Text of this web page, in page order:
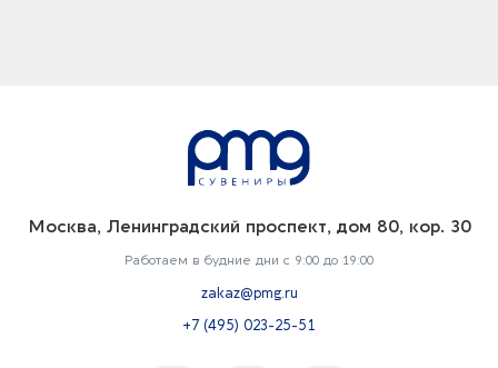
Москва, Ленинградский проспект, дом 80, кор. 30
Работаем в будние дни с 9:00 до 19:00
zakaz@pmg.ru
+7 (495) 023-25-51